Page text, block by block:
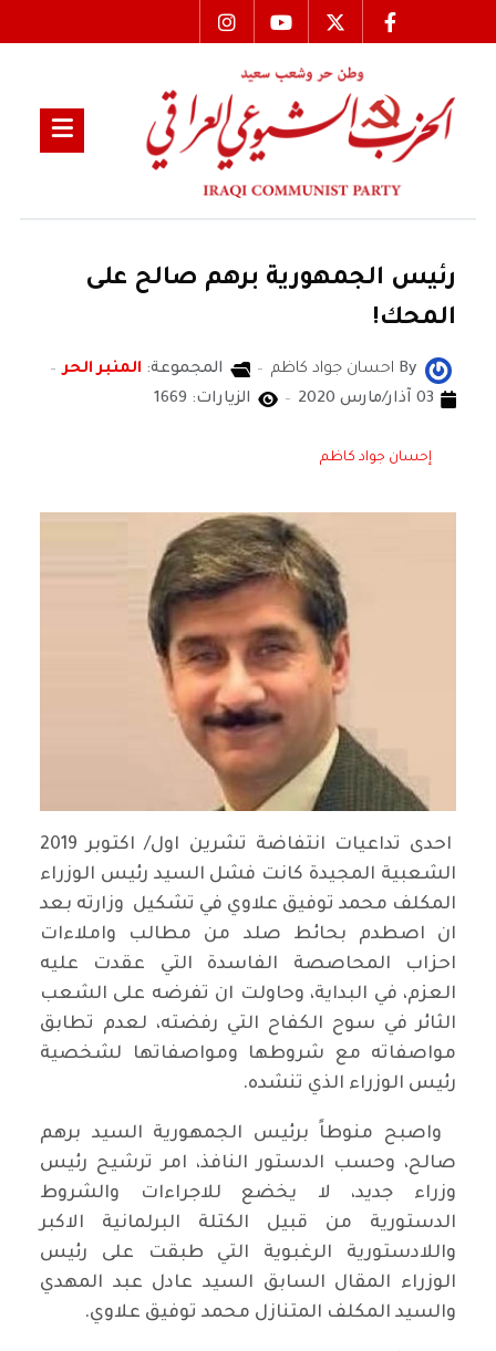
رئيس الجمهورية برهم صالح على
المحك!
By احسان جواد كاظم المجموعة: المنبر الحر
03 آذار/مارس 2020
الزيارات: 1669
إحسان جواد كاظم
احدى تداعيات انتفاضة تشرين اول/ اكتوبر 2019
الشعبية المجيدة كانت فشل السيد رئيس الوزراء
المكلف محمد توفيق علاوي في تشكيل وزارته بعد
ان اصطدم بحائط صلد من مطالب واملاءات
احزاب المحاصصة الفاسدة التي عقدت عليه
العزم، في البداية، وحاولت ان تفرضه على الشعب
الثائر في سوح الكفاح التي رفضته، لعدم تطابق
مواصفاته مع شروطها ومواصفاتها لشخصية
رئيس الوزراء الذي تنشده.
واصبح منوطاً برئيس الجمهورية السيد برهم
صالح، وحسب الدستور النافذ، امر ترشيح رئيس
وزراء جديد، لا يخضع للاجراءات والشروط
الدستورية من قبيل الكتلة البرلمانية الاكبر
واللادستورية الرغبوية التي طبقت على رئيس
الوزراء المقال السابق السيد عادل عبد المهدي
والسيد المكلف المتنازل محمد توفيق علاوي.